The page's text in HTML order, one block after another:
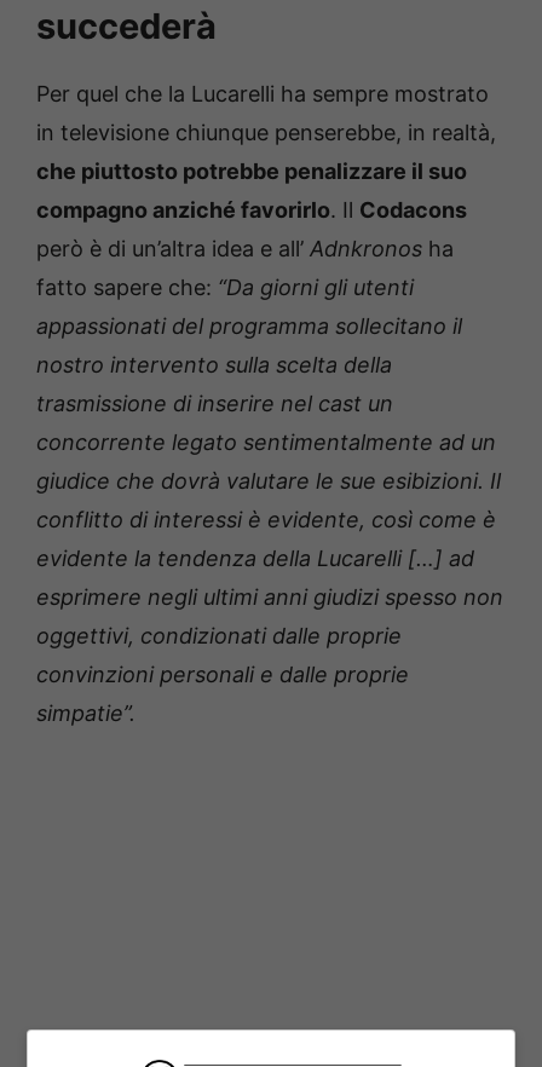
succederà
Per quel che la Lucarelli ha sempre mostrato
in televisione chiunque penserebbe, in realtà,
che piuttosto potrebbe penalizzare il suo
compagno anziché favorirlo. Il Codacons
però è di un’altra idea e all’ Adnkronos ha
fatto sapere che: “Da giorni gli utenti
appassionati del programma sollecitano il
nostro intervento sulla scelta della
trasmissione di inserire nel cast un
concorrente legato sentimentalmente ad un
giudice che dovrà valutare le sue esibizioni. Il
conflitto di interessi è evidente, così come è
evidente la tendenza della Lucarelli […] ad
esprimere negli ultimi anni giudizi spesso non
oggettivi, condizionati dalle proprie
convinzioni personali e dalle proprie
simpatie”.